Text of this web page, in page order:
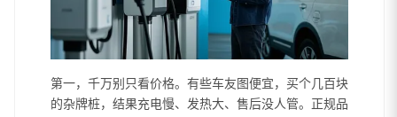
第一，千万别只看价格。有些车友图便宜，买个几百块
的杂牌桩，结果充电慢、发热大、售后没人管。正规品